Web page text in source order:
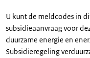
U kunt de meldcodes in
subsidieaanvraag voor
duurzame energie en
Subsidieregeling